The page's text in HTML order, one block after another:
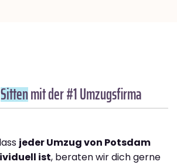
Sittenmit der #1 Umzugsfirma
jeder Umzug von Potsdam
ist, beraten wir dich gerne